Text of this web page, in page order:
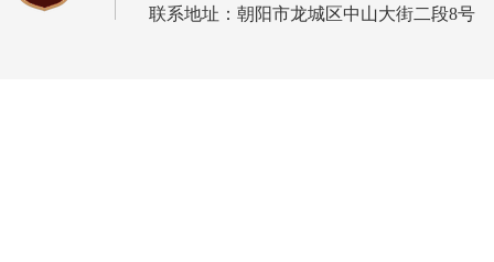
联系地址：朝阳市龙城区中山大街二段8号